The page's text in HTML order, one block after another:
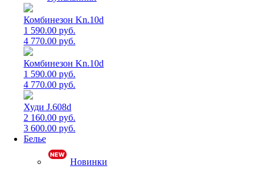
Комбинезон Kn.10d
1 590.00 руб.
4 770.00 руб.
Комбинезон Kn.10d
1 590.00 руб.
4 770.00 руб.
Худи J.608d
2 160.00 руб.
3 600.00 руб.
Белье
Новинки